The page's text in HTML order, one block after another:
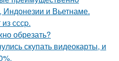
и Вьетнаме.
сссp.
обрезать?
скупать видеокарты, и